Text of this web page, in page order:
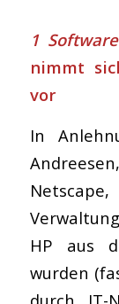
1
nimmt
vor
In
HP aus
wurden